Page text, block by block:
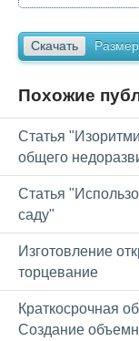
Скачать
Похожие
Статья
общего
Статья
саду"
Изготовление
торцевание
Краткосрочная
Создание